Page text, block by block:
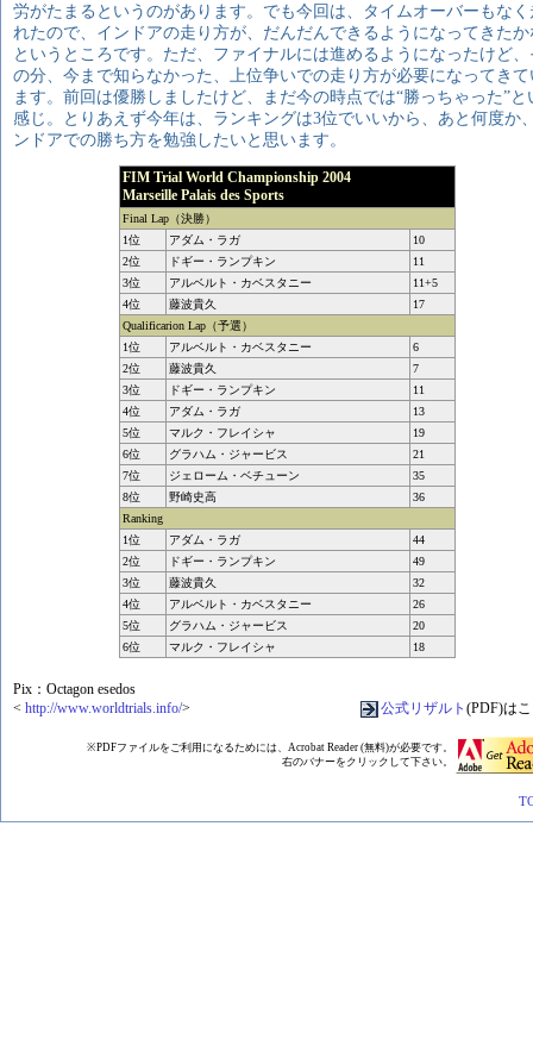
労がたまるというのがあります。でも今回は、タイムオーバーもなく
れたので、インドアの走り方が、だんだんできるようになってきたか
というところです。ただ、ファイナルには進めるようになったけど、
の分、今まで知らなかった、上位争いでの走り方が必要になってきて
ます。前回は優勝しましたけど、まだ今の時点では“勝っちゃった”と
感じ。とりあえず今年は、ランキングは3位でいいから、あと何度か
ンドアでの勝ち方を勉強したいと思います。
FIM Trial World Championship 2004
Marseille Palais des Sports
Final Lap（決勝）
1位
アダム・ラガ
10
2位
ドギー・ランプキン
11
3位
アルベルト・カベスタニー
11+5
4位
藤波貴久
17
Qualificarion Lap（予選）
1位
アルベルト・カベスタニー
6
2位
藤波貴久
7
3位
ドギー・ランプキン
11
4位
アダム・ラガ
13
5位
マルク・フレイシャ
19
6位
グラハム・ジャービス
21
7位
ジェローム・ベチューン
35
8位
野崎史高
36
Ranking
1位
アダム・ラガ
44
2位
ドギー・ランプキン
49
3位
藤波貴久
32
4位
アルベルト・カベスタニー
26
5位
グラハム・ジャービス
20
6位
マルク・フレイシャ 18
Pix：Octagon esedos
< http://www.worldtrials.info/> 公式リザルト (PDF)は
※PDFファイルをご利用になるためには、Acrobat Reader (無料)が必要です。
右のバナーをクリックして下さい。